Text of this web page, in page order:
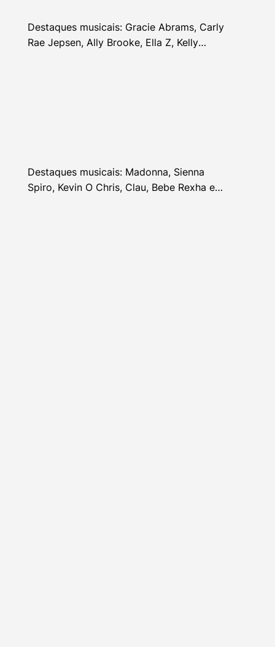
Destaques musicais: Gracie Abrams, Carly
Rae Jepsen, Ally Brooke, Ella Z, Kelly
Destaques musicais: Madonna, Sienna
Spiro, Kevin O Chris, Clau, Bebe Rexha e